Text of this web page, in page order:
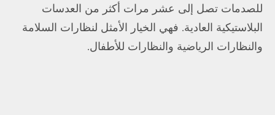
للصدمات تصل إلى عشر مرات أكثر من العدسات
البلاستيكية العادية. فهي الخيار الأمثل لنظارات السلامة
والنظارات الرياضية والنظارات للأطفال.